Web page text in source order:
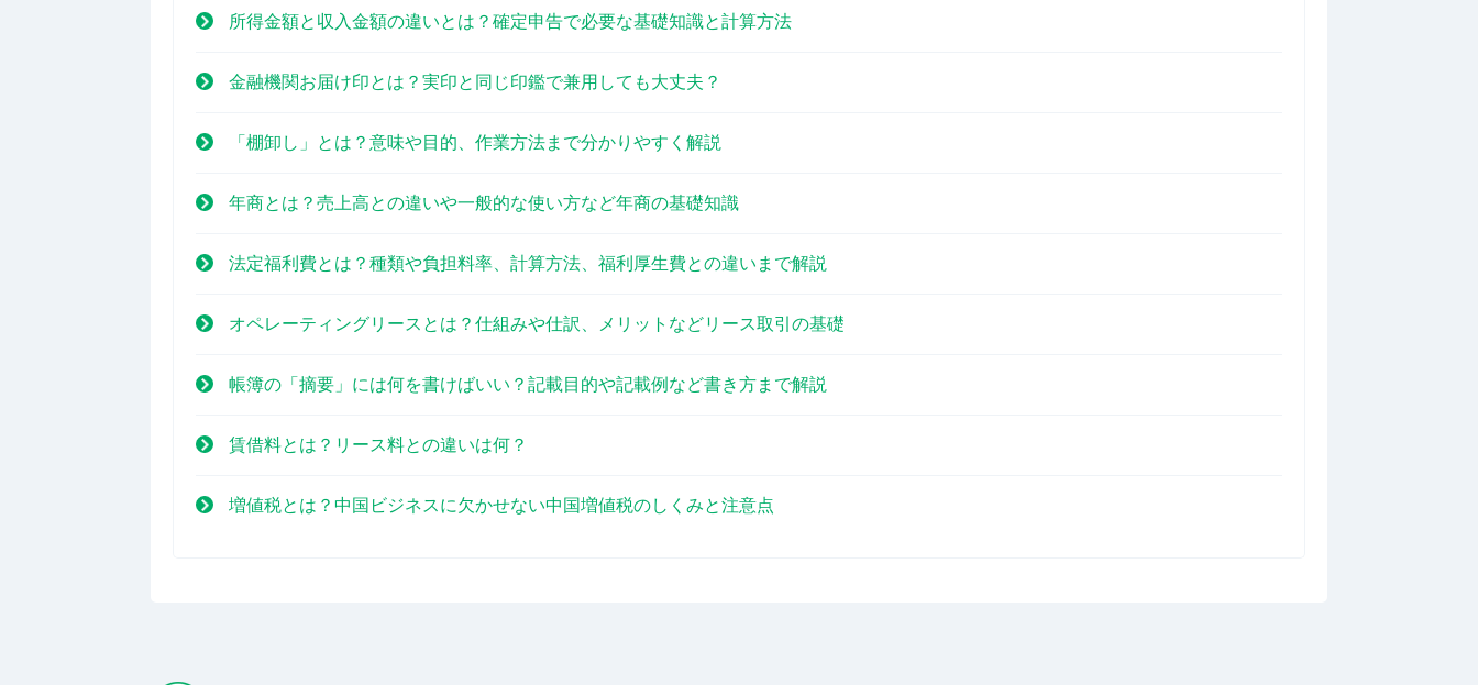
所得金額と収入金額の違いとは？確定申告で必要な基礎知識と計算方法
金融機関お届け印とは？実印と同じ印鑑で兼用しても大丈夫？
「棚卸し」とは？意味や目的、作業方法まで分かりやすく解説
年商とは？売上高との違いや一般的な使い方など年商の基礎知識
法定福利費とは？種類や負担料率、計算方法、福利厚生費との違いまで解説
オペレーティングリースとは？仕組みや仕訳、メリットなどリース取引の基礎
帳簿の「摘要」には何を書けばいい？記載目的や記載例など書き方まで解説
賃借料とは？リース料との違いは何？
増値税とは？中国ビジネスに欠かせない中国増値税のしくみと注意点